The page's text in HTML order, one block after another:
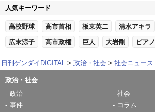
人気キーワード
高校野球 高市首相 板東英二 清水アキラ
広末涼子 高市政権 巨人 大岩剛 ピアノ
日刊ゲンダイDIGITAL 政治・社会 社会ニュース
政治・社会
政治
社会
事件
コラム